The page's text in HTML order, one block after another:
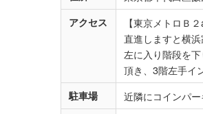
アクセス
【東京メトロＢ
直進しますと横
左に入り階段を
頂き、3階左手イ
駐車場 近隣にコインパ